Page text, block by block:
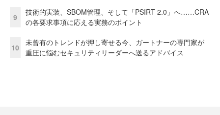
9
技術的実装、SBOM管理、そして「PSIRT 2.0」へ……CRA
の各要求事項に応える実務のポイント
10
未曾有のトレンドが押し寄せる今、ガートナーの専門家が
重圧に悩むセキュリティリーダーへ送るアドバイス